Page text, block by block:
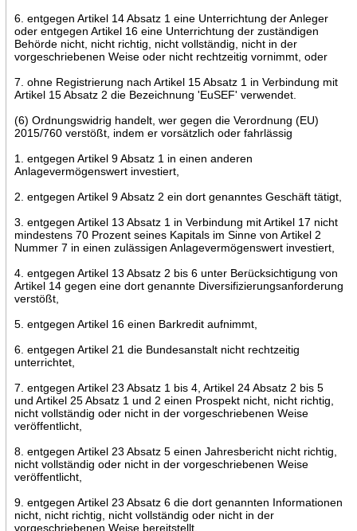
6. entgegen Artikel 14 Absatz 1 eine Unterrichtung der Anleger
oder entgegen Artikel 16 eine Unterrichtung der zuständigen
Behörde nicht, nicht richtig, nicht vollständig, nicht in der
vorgeschriebenen Weise oder nicht rechtzeitig vornimmt, oder
7. ohne Registrierung nach Artikel 15 Absatz 1 in Verbindung mit
Artikel 15 Absatz 2 die Bezeichnung 'EuSEF' verwendet.
(6) Ordnungswidrig handelt, wer gegen die Verordnung (EU)
2015/760 verstößt, indem er vorsätzlich oder fahrlässig
1. entgegen Artikel 9 Absatz 1 in einen anderen
Anlagevermögenswert investiert,
2. entgegen Artikel 9 Absatz 2 ein dort genanntes Geschäft tätigt,
3. entgegen Artikel 13 Absatz 1 in Verbindung mit Artikel 17 nicht
mindestens 70 Prozent seines Kapitals im Sinne von Artikel 2
Nummer 7 in einen zulässigen Anlagevermögenswert investiert,
4. entgegen Artikel 13 Absatz 2 bis 6 unter Berücksichtigung von
Artikel 14 gegen eine dort genannte Diversifizierungsanforderung
verstößt,
5. entgegen Artikel 16 einen Barkredit aufnimmt,
6. entgegen Artikel 21 die Bundesanstalt nicht rechtzeitig
unterrichtet,
7. entgegen Artikel 23 Absatz 1 bis 4, Artikel 24 Absatz 2 bis 5
und Artikel 25 Absatz 1 und 2 einen Prospekt nicht, nicht richtig,
nicht vollständig oder nicht in der vorgeschriebenen Weise
veröffentlicht,
8. entgegen Artikel 23 Absatz 5 einen Jahresbericht nicht richtig,
nicht vollständig oder nicht in der vorgeschriebenen Weise
veröffentlicht,
9. entgegen Artikel 23 Absatz 6 die dort genannten Informationen
nicht, nicht richtig, nicht vollständig oder nicht in der
vorgeschriebenen Weise bereitstellt,